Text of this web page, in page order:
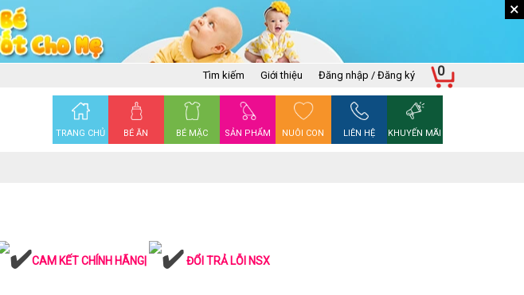
×
Tìm kiếm Giới thiệu Đăng nhập / Đăng ký
TRANG CHỦ BÉ ĂN BÉ MẶC SẢN PHẨM NUÔI CON LIÊN HỆ KHUYẾN MÃI
0
CAM KẾT CHÍNH HÃNG| ĐỔI TRẢ LỖI NSX